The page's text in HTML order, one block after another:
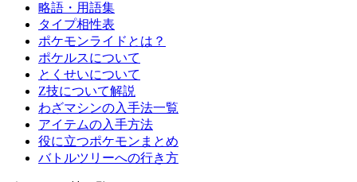
略語・用語集
タイプ相性表
ポケモンライドとは？
ポケルスについて
とくせいについて
Z技について解説
わざマシンの入手法一覧
アイテムの入手方法
役に立つポケモンまとめ
バトルツリーへの行き方